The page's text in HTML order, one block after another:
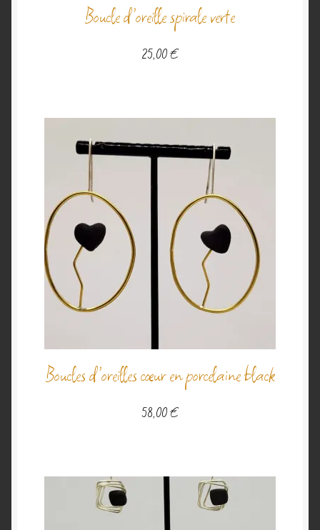
Boucle d’oreille spirale verte
25,00€
Boucles d’oreilles cœur en porcelaine black
58,00€